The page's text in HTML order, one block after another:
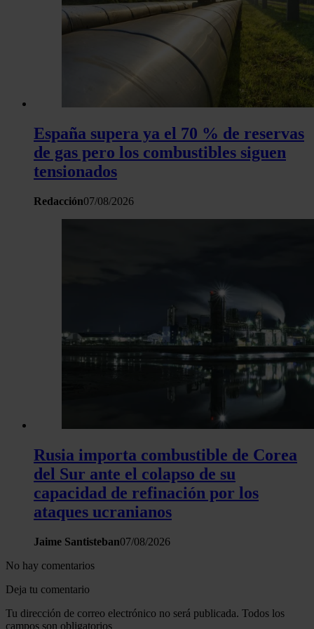
España supera ya el 70 % de reservas
de gas pero los combustibles siguen
tensionados
Redacción07/08/2026
Rusia importa combustible de Corea
del Sur ante el colapso de su
capacidad de refinación por los
ataques ucranianos
Jaime Santisteban07/08/2026
No hay comentarios
Deja tu comentario
Tu dirección de correo electrónico no será publicada. Todos los
campos son obligatorios